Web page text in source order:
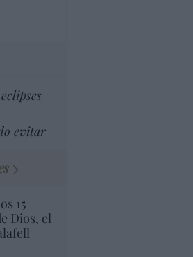
evitar
15
Dios, el